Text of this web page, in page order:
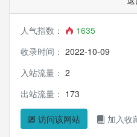
人气指数：
1635
收录时间： 2022-10-09
入站流量： 2
出站流量： 173
访问该网站 加入收